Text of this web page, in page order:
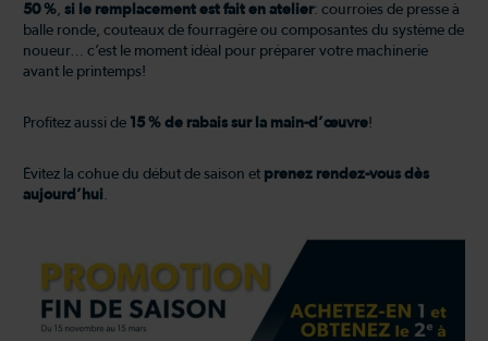
50 % si le remplacement est fait en atelier: courroies de presse à
balle ronde, couteaux de fourragère ou composantes du système de
noueur… c’est le moment idéal pour préparer votre machinerie
avant le printemps!
Profitez aussi de 15 % de rabais sur la main-d’œuvre!
Évitez la cohue du début de saison et prenez rendez-vous dès
aujourd’hui